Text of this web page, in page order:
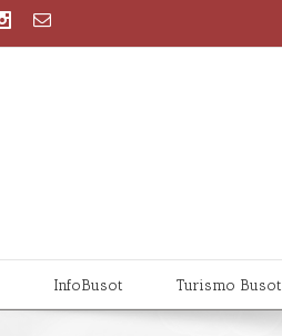
InfoBusot Turismo Busot